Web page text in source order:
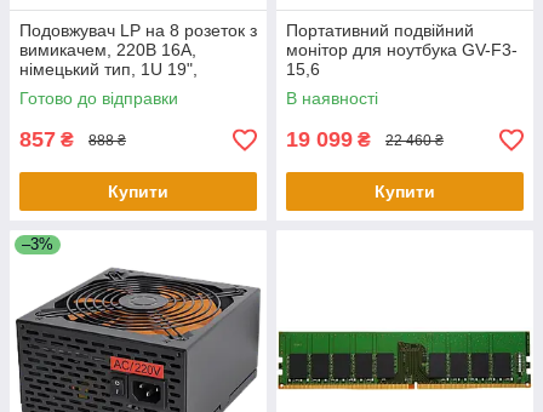
Подовжувач LP на 8 розеток з
вимикачем, 220В 16A,
німецький тип, 1U 19",
алюмінієвий корпус
Готово до відправки
857 ₴ 888 ₴
Купити
Портативний подвійний
монітор для ноутбука GV-F3-
15,6
В наявності
19 099 ₴ 22 460 ₴
Купити
–3%